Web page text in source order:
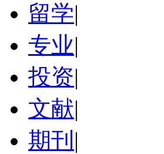
留学|
专业|
投资|
文献|
期刊 |